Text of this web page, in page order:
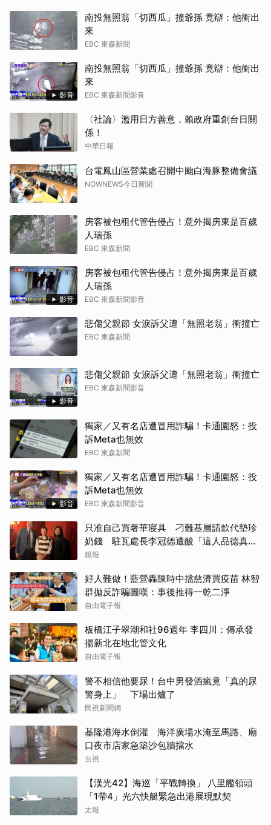
南投無照翁「切西瓜」撞爺孫 竟辯：他衝出
來
EBC 東森新聞
影音
南投無照翁「切西瓜」撞爺孫 竟辯：他衝出
來
EBC 東森新聞影音
〈社論〉濫用日方善意，賴政府重創台日關
係！
中華日報
台電鳳山區營業處召開中颱白海豚整備會議
NOWNEWS今日新聞
房客被包租代管告侵占！意外揭房東是百歲
人瑞孫
EBC 東森新聞
影音
房客被包租代管告侵占！意外揭房東是百歲
人瑞孫
EBC 東森新聞影音
悲傷父親節 女淚訴父遭「無照老翁」衝撞亡
EBC 東森新聞
影音
悲傷父親節 女淚訴父遭「無照老翁」衝撞亡
EBC 東森新聞影音
獨家／又有名店遭冒用詐騙！卡通園怒：投
訴Meta也無效
EBC 東森新聞
影音
獨家／又有名店遭冒用詐騙！卡通園怒：投
訴Meta也無效
EBC 東森新聞影音
只准自己買奢華寢具 刁難基層請款代墊珍
奶錢 駐瓦處長李冠德遭酸「這人品德真的
冠軍」
鏡報
好人難做！藍營轟陳時中擋慈濟買疫苗 林智
群拋反詐騙圖嘆：事後推得一乾二淨
自由電子報
板橋江子翠潮和社96週年 李四川：傳承發
揚新北在地北管文化
自由電子報
警不相信他要尿！台中男發酒瘋竟「真的尿
警身上」 下場出爐了
民視新聞網
基隆港海水倒灌 海洋廣場水淹至馬路、廟
口夜市店家急築沙包牆擋水
台視
【漢光42】海巡「平戰轉換」 八里艦領頭
「1帶4」光六快艇緊急出港展現默契
太報